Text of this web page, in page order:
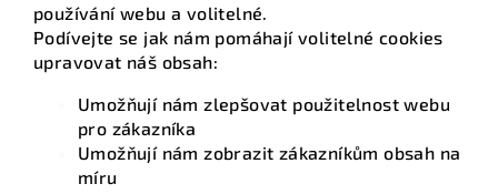
používání webu a volitelné.
Podívejte se jak nám pomáhají volitelné cookies
upravovat náš obsah:
Umožňují nám zlepšovat použitelnost webu
pro zákazníka
Umožňují nám zobrazit zákazníkům obsah na
míru
Kontakt
hotelovamatrace.cz